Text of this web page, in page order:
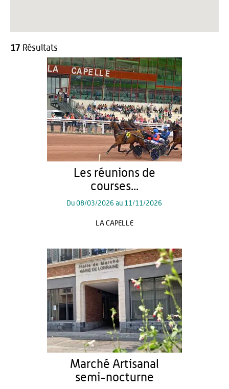
17 Résultats
Les réunions de
courses...
Du08/03/2026 au 11/11/2026
LA CAPELLE
Marché Artisanal
semi-nocturne